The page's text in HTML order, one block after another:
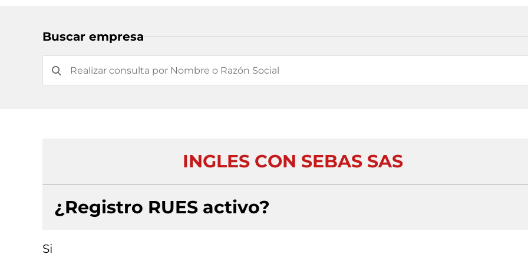
Buscar empresa
INGLES CON SEBAS SAS
¿Registro RUES activo?
Si